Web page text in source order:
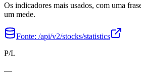
Os indicadores mais usados, com uma
um mede.
Fonte: /api/v2/stocks/statistics
P/L
—